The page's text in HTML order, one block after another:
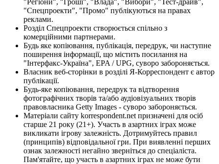
"Регіони", "Гроші", "Влада", "Вибори", "Тест-драйв",
"Спецпроекти", "Промо" публікуються на правах
реклами.
Розділ Спецпроекти створюється спільно з
комерційними партнерами.
Будь яке копіювання, публікація, передрук, чи наступне
поширення інформації, що містить посилання на
"Інтерфакс-Україна", EPA / UPG, суворо забороняється.
Власник веб-сторінки в розділі Я-Корреспондент є автор
публікації.
Будь-яке копіювання, передрук та відтворення
фотографічних творів та/або аудіовізуальних творів
правовласника Getty Images - суворо забороняється.
Матеріали сайту korrespondent.net призначені для осіб
старше 21 року (21+). Участь в азартних іграх може
викликати ігрову залежність. Дотримуйтесь правил
(принципів) відповідальної гри. При виявленні перших
ознак залежності негайно зверніться до спеціаліста.
Пам'ятайте, що участь в азартних іграх не може бути